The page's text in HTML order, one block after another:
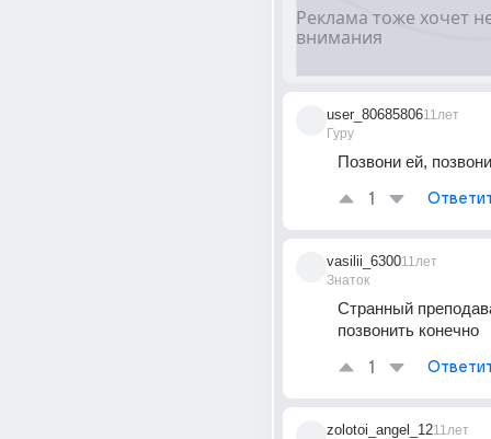
user_80685806
Гуру
11лет
Позвони ей,
1
vasilii_6300
Знаток
11лет
Странный
позвонить конечно
1
zolotoi_angel_1211лет